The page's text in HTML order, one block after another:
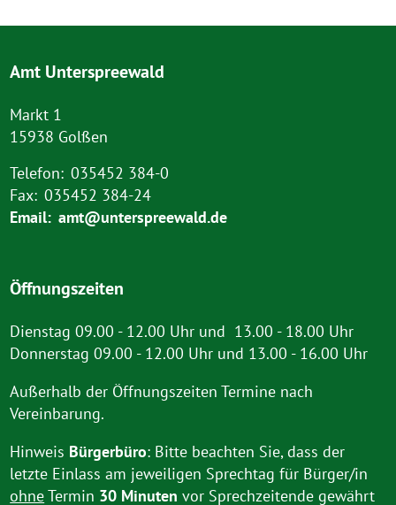
Amt Unterspreewald
Markt 1
15938 Golßen
Telefon: 035452 384-0
Fax: 035452 384-24
Email: amt@unterspreewald.de
Öffnungszeiten
Dienstag 09.00 - 12.00 Uhr und 13.00 - 18.00 Uhr
Donnerstag 09.00 - 12.00 Uhr und 13.00 - 16.00 Uhr
Außerhalb der Öffnungszeiten Termine nach
Vereinbarung.
Hinweis Bürgerbüro: Bitte beachten Sie, dass der
letzte Einlass am jeweiligen Sprechtag für Bürger/in
ohneTermin 30 Minuten vor Sprechzeitende gewährt